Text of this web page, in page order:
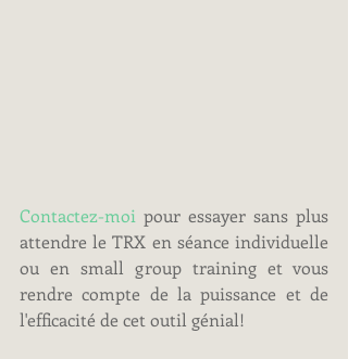
Contactez-moi pour essayer sans plus
attendre le TRX en séance individuelle
ou en small group training et vous
rendre compte de la puissance et de
l'efficacité de cet outil génial!